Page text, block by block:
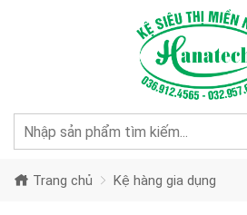
Trang chủ Kệ hàng gia dụng